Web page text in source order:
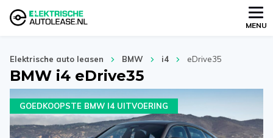
MENU
Elektrische auto leasen BMW i4 eDrive35
BMW i4 eDrive35
GOEDKOOPSTE BMW I4 UITVOERING